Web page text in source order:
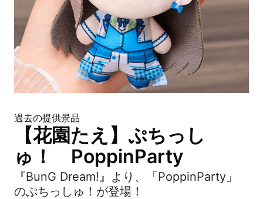
過去の提供景品
【花園たえ】ぷちっし
ゅ！ PoppinParty
『BunG Dream!』より、「PoppinParty」
のぷちっしゅ！が登場！